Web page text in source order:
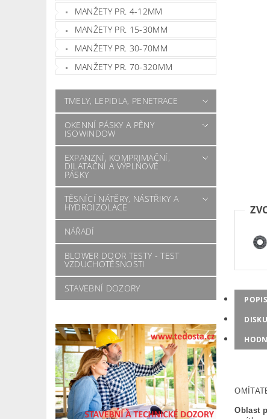
MANŽETY PR. 4-12MM
MANŽETY PR. 15-30MM
MANŽETY PR. 30-70MM
MANŽETY PR. 70-320MM
TMELY, LEPIDLA, PENETRACE
OKENNÍ PÁSKY A PĚNY
ISOWINDOW
EXPANZNÍ, KOMPRIMAČNÍ,
DILATAČNÍ A VÝPLŇOVÉ
PÁSKY
TĚSNÍCÍ NÁTĚRY, NÁSTŘIKY A
HYDROIZOLACE
NÁŘADÍ
BLOWER DOOR TESTY - TEST
VZDUCHOTĚSNOSTI
STAVEBNÍ DOZORY
POPIS
Oblast